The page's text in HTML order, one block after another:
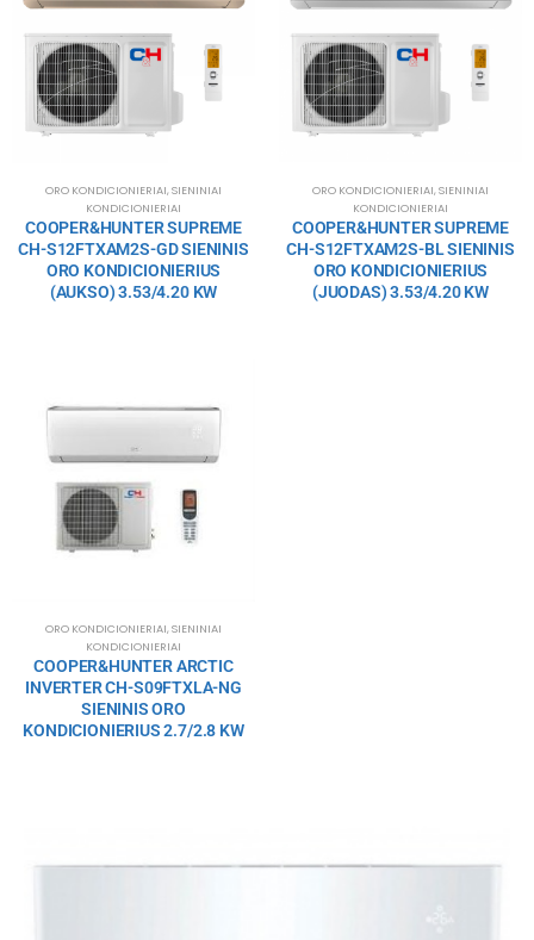
ORO KONDICIONIERIAI,SIENINIAI
KONDICIONIERIAI
COOPER&HUNTER SUPREME
CH-S12FTXAM2S-GD SIENINIS
ORO KONDICIONIERIUS
(AUKSO) 3.53/4.20 KW
ORO KONDICIONIERIAI,SIENINIAI
KONDICIONIERIAI
COOPER&HUNTER SUPREME
CH-S12FTXAM2S-BL SIENINIS
ORO KONDICIONIERIUS
(JUODAS) 3.53/4.20 KW
ORO KONDICIONIERIAI,SIENINIAI
KONDICIONIERIAI
COOPER&HUNTER ARCTIC
INVERTER CH-S09FTXLA-NG
SIENINIS ORO
KONDICIONIERIUS 2.7/2.8 KW